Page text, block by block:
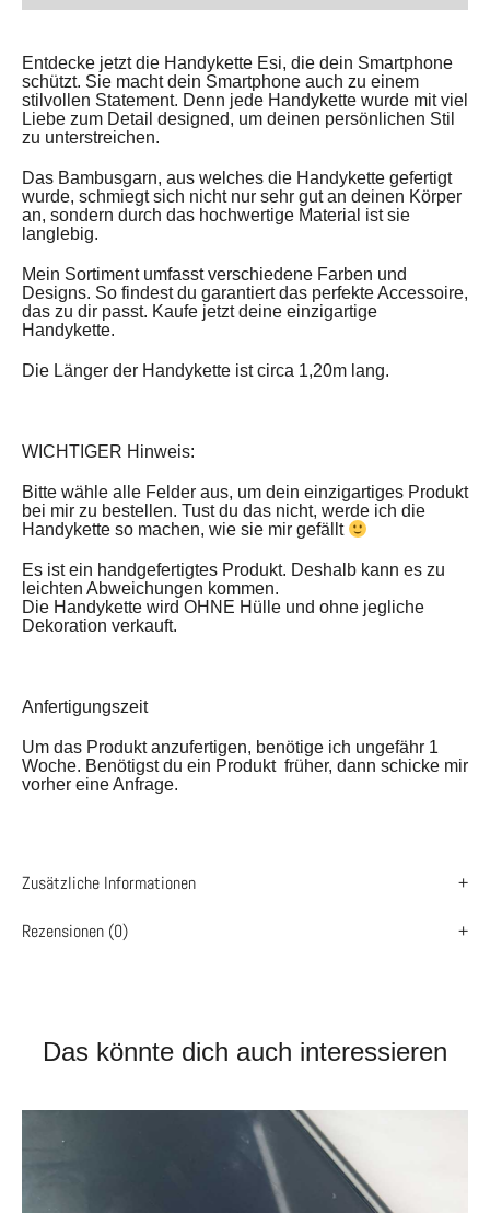
Entdecke jetzt die Handykette Esi, die dein Smartphone
schützt. Sie macht dein Smartphone auch zu einem
stilvollen Statement. Denn jede Handykette wurde mit viel
Liebe zum Detail designed, um deinen persönlichen Stil
zu unterstreichen.
Das Bambusgarn, aus welches die Handykette gefertigt
wurde, schmiegt sich nicht nur sehr gut an deinen Körper
an, sondern durch das hochwertige Material ist sie
langlebig.
Mein Sortiment umfasst verschiedene Farben und
Designs. So findest du garantiert das perfekte Accessoire,
das zu dir passt. Kaufe jetzt deine einzigartige
Handykette.
Die Länger der Handykette ist circa 1,20m lang.
WICHTIGER Hinweis:
Bitte wähle alle Felder aus, um dein einzigartiges Produkt
bei mir zu bestellen. Tust du das nicht, werde ich die
Handykette so machen, wie sie mir gefällt
Es ist ein handgefertigtes Produkt. Deshalb kann es zu
leichten Abweichungen kommen.
Die Handykette wird OHNE Hülle und ohne jegliche
Dekoration verkauft.
Anfertigungszeit
Um das Produkt anzufertigen, benötige ich ungefähr 1
Woche. Benötigst du ein Produkt früher, dann schicke mir
vorher eine Anfrage.
Zusätzliche Informationen
Rezensionen (0)
Das könnte dich auch interessieren